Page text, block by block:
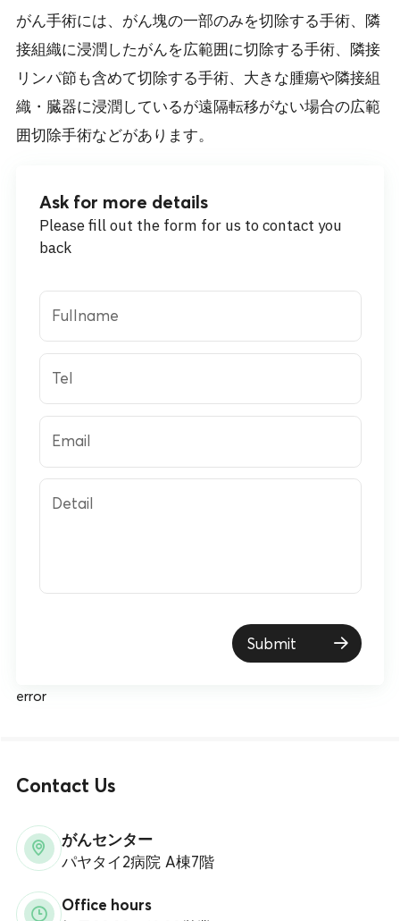
がん手術には、がん塊の一部のみを切除する手術、隣
接組織に浸潤したがんを広範囲に切除する手術、隣接
リンパ節も含めて切除する手術、大きな腫瘍や隣接組
織・臓器に浸潤しているが遠隔転移がない場合の広範
囲切除手術などがあります。
Ask for more details
Please fill out the form for us to contact you
back
Fullname
Tel
Email
Detail
Submit
error
Contact Us
がんセンター
パヤタイ2病院 A棟7階
Office hours